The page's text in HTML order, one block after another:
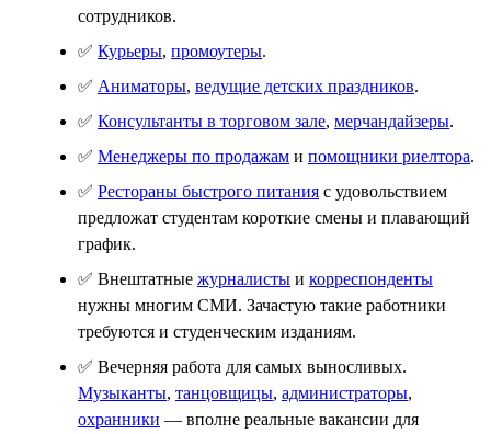
сотрудников.
✅ Курьеры, промоутеры.
✅ Аниматоры, ведущие детских праздников.
✅ Консультанты в торговом зале, мерчандайзеры.
✅ Менеджеры по продажам и помощники риелтора.
✅ Рестораны быстрого питания с удовольствием
предложат студентам короткие смены и плавающий
график.
✅ Внештатные журналисты и корреспонденты
нужны многим СМИ. Зачастую такие работники
требуются и студенческим изданиям.
✅ Вечерняя работа для самых выносливых.
Музыканты, танцовщицы, администраторы,
охранники — вполне реальные вакансии для